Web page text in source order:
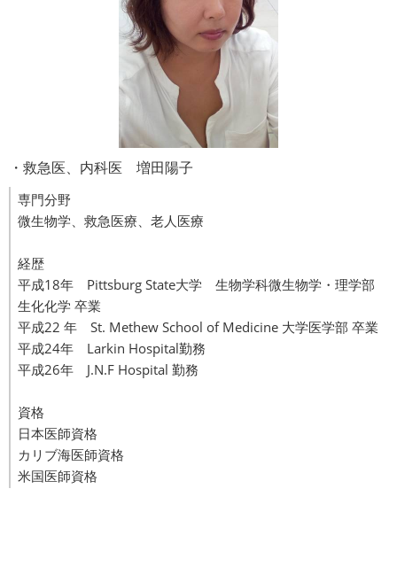
・救急医、内科医 増田陽子
専門分野
微生物学、救急医療、老人医療
経歴
平成18年 Pittsburg State大学 生物学科微生物学・理学部
生化化学 卒業
平成22 年 St. Methew School of Medicine 大学医学部 卒業
平成24年 Larkin Hospital勤務
平成26年 J.N.F Hospital 勤務
資格
日本医師資格
カリブ海医師資格
米国医師資格